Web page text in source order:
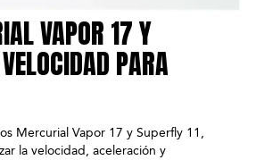
VAPOR 17 Y
PARA
Mercurial Vapor 17 y Superfly 11,
la velocidad, aceleración y